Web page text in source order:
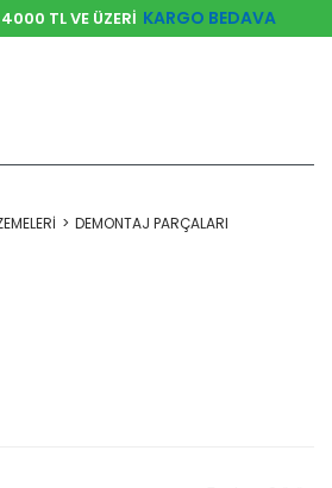
TL VE ÜZERİ KARGO BEDAVA
DEMONTAJ PARÇALARI